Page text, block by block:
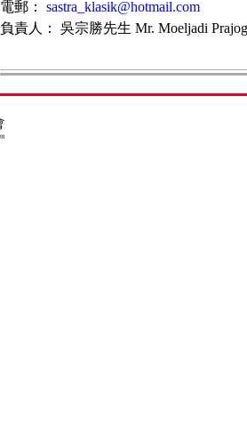
電郵： sastra_klasik@hotmail.com
負責人： 吳宗勝先生 Mr. Moeljadi